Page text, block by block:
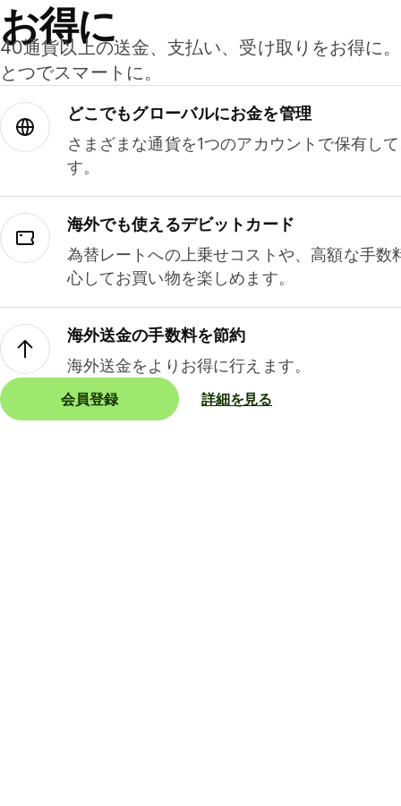
お得に
40通貨以上の送金、支払い、受け取りをお得に
とつでスマートに。
どこでもグ⁠ロ⁠ー⁠バ⁠ルにお金を管理
さまざまな通貨を1つのアカウントで保有し
す。
海外でも使えるデビットカード
為替レートへの上乗せコストや、高額な手数
心してお買い物を楽しめます。
海外送金の手数料を節約
海外送金をよりお得に行えます。
会員登録 詳細を見る